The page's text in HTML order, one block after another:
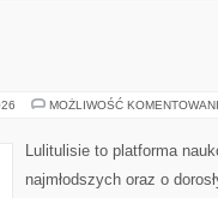
MOŻLIWOŚĆ
Lulitulisie to platforma
najmłodszych oraz o